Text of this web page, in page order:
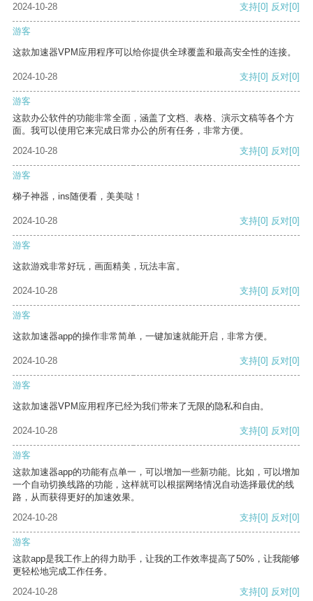
2024-10-28 支持[0] 反对[0]
游客
这款加速器VPM应用程序可以给你提供全球覆盖和最高安全性的连接。
2024-10-28 支持[0] 反对[0]
游客
这款办公软件的功能非常全面，涵盖了文档、表格、演示文稿等各个方
面。我可以使用它来完成日常办公的所有任务，非常方便。
2024-10-28
支持[0] 反对[0]
游客
梯子神器，ins随便看，美美哒！
2024-10-28 支持[0] 反对[0]
游客
这款游戏非常好玩，画面精美，玩法丰富。
2024-10-28 支持[0] 反对[0]
游客
这款加速器app的操作非常简单，一键加速就能开启，非常方便。
2024-10-28 支持[0] 反对[0]
游客
这款加速器VPM应用程序已经为我们带来了无限的隐私和自由。
2024-10-28 支持[0] 反对[0]
游客
这款加速器app的功能有点单一，可以增加一些新功能。比如，可以增加
一个自动切换线路的功能，这样就可以根据网络情况自动选择最优的线
路，从而获得更好的加速效果。
2024-10-28
支持[0] 反对[0]
游客
这款app是我工作上的得力助手，让我的工作效率提高了50%，让我能够
更轻松地完成工作任务。
2024-10-28
支持[0] 反对[0]